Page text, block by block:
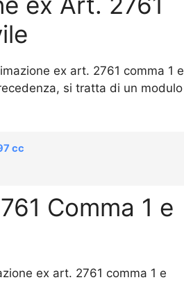
ex art. 2761 comma 1 e
si tratta di un modulo
cc
Comma 1 e
ex art. 2761 comma 1 e